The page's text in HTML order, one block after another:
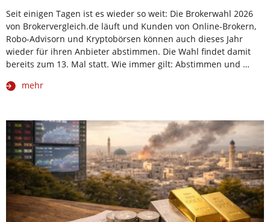
Seit einigen Tagen ist es wieder so weit: Die Brokerwahl 2026
von Brokervergleich.de läuft und Kunden von Online-Brokern,
Robo-Advisorn und Kryptobörsen können auch dieses Jahr
wieder für ihren Anbieter abstimmen. Die Wahl findet damit
bereits zum 13. Mal statt. Wie immer gilt: Abstimmen und …
mehr